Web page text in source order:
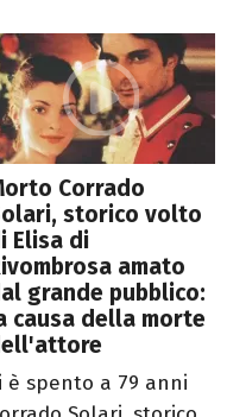
Corrado
storico volto
Elisa di
amato
grande pubblico:
causa della morte
è spento a 79 anni